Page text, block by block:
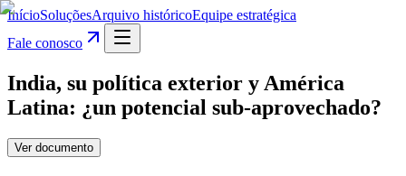
InícioSoluçõesArquivo históricoEquipe estratégica
Fale conosco
India, su política exterior y América
Latina: ¿un potencial sub-aprovechado?
Ver documento